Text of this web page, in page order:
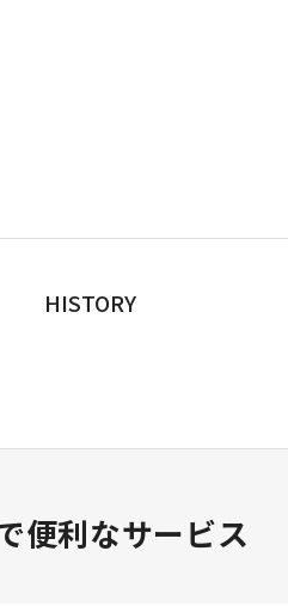
HISTORY
便利なサービス